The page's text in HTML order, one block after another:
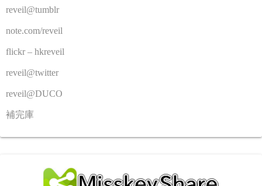
reveil@tumblr
note.com/reveil
flickr – hkreveil
reveil@twitter
reveil@DUCO
補完庫